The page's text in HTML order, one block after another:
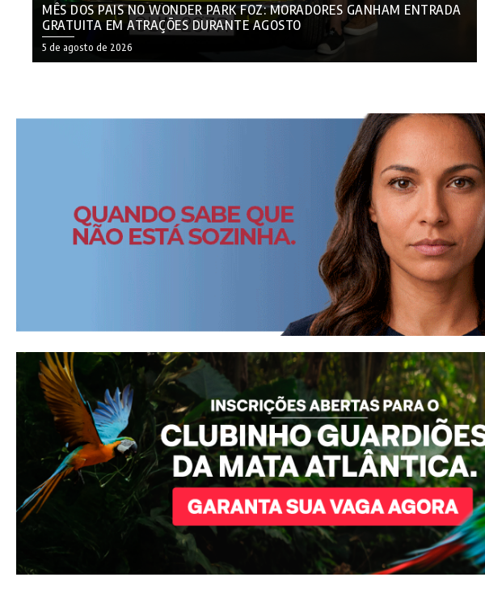
MÊS DOS PAIS NO WONDER PARK FOZ: MORADORES GANHAM ENTRADA
GRATUITA EM ATRAÇÕES DURANTE AGOSTO
5 de agosto de 2026